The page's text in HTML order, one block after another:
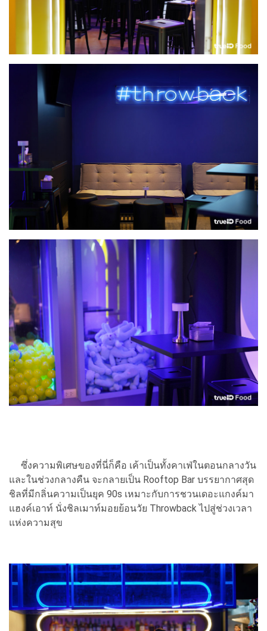
ซึ่งความพิเศษของที่นี่ก็คือ เค้าเป็นทั้งคาเฟ่ในตอนกลางวัน
และในช่วงกลางคืน จะกลายเป็น Rooftop Bar บรรยากาศสุด
ชิลที่มีกลิ่นความเป็นยุค 90s เหมาะกับการชวนเดอะแกงค์มา
แฮงค์เอาท์ นั่งชิลเมาท์มอยย้อนวัย Throwback ไปสู่ช่วงเวลา
แห่งความสุข